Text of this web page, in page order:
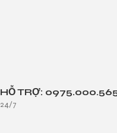
HỖ TRỢ:
24/7